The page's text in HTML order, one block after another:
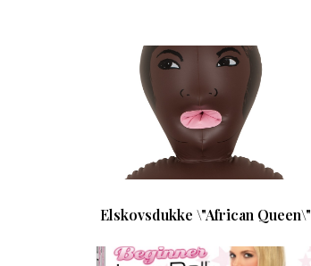
Elskovsdukke \"African Queen\"